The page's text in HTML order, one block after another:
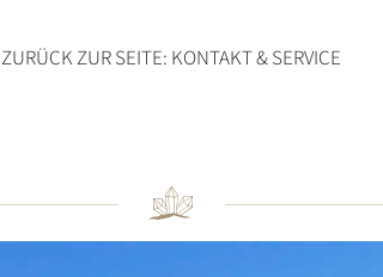
ZURÜCK ZUR SEITE: KONTAKT & SERVICE